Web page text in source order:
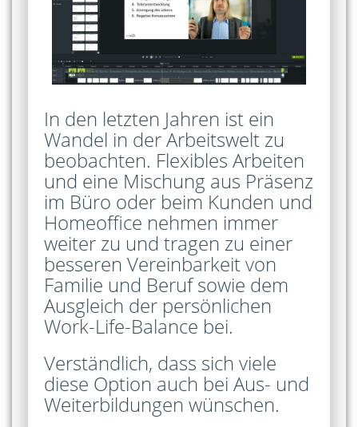
In den letzten Jahren ist ein
Wandel in der Arbeitswelt zu
beobachten. Flexibles Arbeiten
und eine Mischung aus Präsenz
im Büro oder beim Kunden und
Homeoffice nehmen immer
weiter zu und tragen zu einer
besseren Vereinbarkeit von
Familie und Beruf sowie dem
Ausgleich der persönlichen
Work-Life-Balance bei.
Verständlich, dass sich viele
diese Option auch bei Aus- und
Weiterbildungen wünschen.